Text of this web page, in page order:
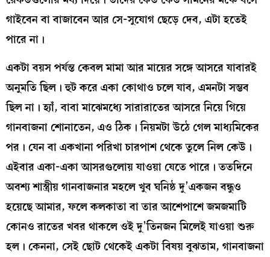
গাইবেন বা বাজাবেন আর সে-সুযোগ ছেড়ে দেব, এটা হতেই
পারে না।
একটা বয়স পর্যন্ত কেবল মামা আর মায়ের সঙ্গে আসরে যাবারই
অনুমতি ছিল। হুট করে একা কোথাও চলে যাব, এমনটা সম্ভব
ছিল না। হ্যাঁ, বাবা মাঝেমধ্যে সারারাতের আসরে নিয়ে গিয়ে
গানবাজনা শোনাতেন, এও ঠিক। নিয়মটা উঠে গেল মাধ্যমিকের
পর। যেন বা একখানা পরিখা চারপাশ থেকে তুলে নিল কেউ।
এইবার একা-একা আসরগুলোয় যাওয়া যেতে পারে। ততদিনে
অবশ্য শাস্ত্রীয় গানবাজনার মহলে খুব ঘনিষ্ঠ দু’একজন বন্ধুও
হয়েছে আমার, ফলে কলকাতা বা তার আশেপাশে জমজমাটি
কোনও রাতের খবর থাকলে ওই দু’তিনজন মিলেই যাওয়া শুরু
হল। কেননা, সেই ছোট থেকেই একটা বিষয় বুঝতাম, গানবাজনা